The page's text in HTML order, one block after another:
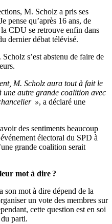
M. Scholz a pris ses
pense qu’après 16 ans, de
CDU se retrouve enfin dans
dernier débat télévisé.
s’est abstenu de faire de
M. Scholz aura tout à fait le
autre grande coalition avec
», a déclaré une
des sentiments beaucoup
électoral du SPD à
grande coalition serait
mot à dire ?
son mot à dire dépend de la
un vote des membres sur
cette question est en soi
parti.